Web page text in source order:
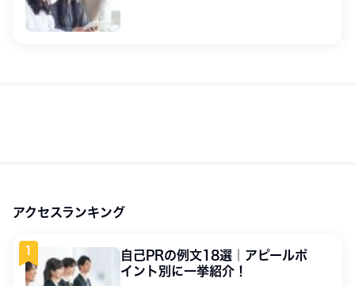
アクセスランキング
自己PRの例文18選｜アピールポ
イント別に一挙紹介！